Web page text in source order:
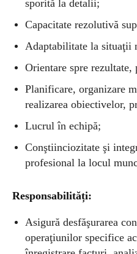
sporită la detalii;
Capacitate rezolutivă
Adaptabilitate la situaţii
Orientare spre rezultate,
Planificare, organizare
realizarea obiectivelor,
Lucrul în echipă;
Conştiinciozitate şi
profesional la locul
Responsabilități:
Asigură desfăşurarea
operaţiunilor specifice